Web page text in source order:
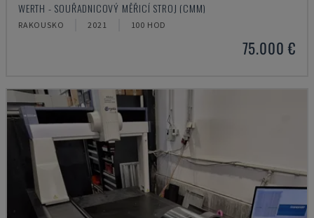
WERTH - SOUŘADNICOVÝ MĚŘICÍ STROJ (CMM)
RAKOUSKO 2021 100 HOD
75.000 €